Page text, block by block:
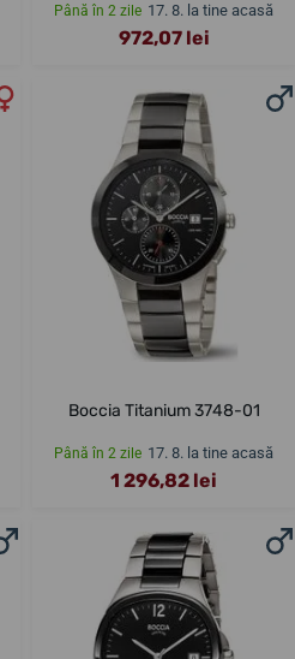
Până în 2 zile 17. 8. la tine acasă
972,07 lei
Boccia Titanium 3748-01
Până în 2 zile 17. 8. la tine acasă
1 296,82 lei